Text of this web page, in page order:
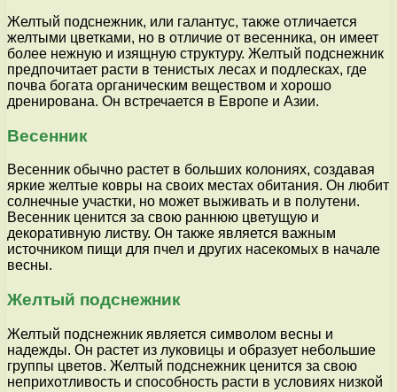
Желтый подснежник, или галантус, также отличается
желтыми цветками, но в отличие от весенника, он имеет
более нежную и изящную структуру. Желтый подснежник
предпочитает расти в тенистых лесах и подлесках, где
почва богата органическим веществом и хорошо
дренирована. Он встречается в Европе и Азии.
Весенник
Весенник обычно растет в больших колониях, создавая
яркие желтые ковры на своих местах обитания. Он любит
солнечные участки, но может выживать и в полутени.
Весенник ценится за свою раннюю цветущую и
декоративную листву. Он также является важным
источником пищи для пчел и других насекомых в начале
весны.
Желтый подснежник
Желтый подснежник является символом весны и
надежды. Он растет из луковицы и образует небольшие
группы цветов. Желтый подснежник ценится за свою
неприхотливость и способность расти в условиях низкой